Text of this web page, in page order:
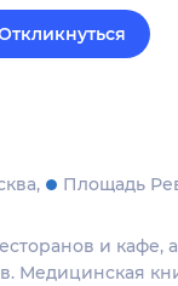
Площадь
и кафе,
Медицинская